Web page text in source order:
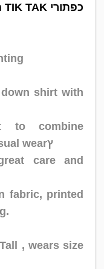
כפתורי TIK TAK ממתכת.
shirt with
to combine
psychedelic fashion with casual wearץ
care and
fabric, printed
, wears size